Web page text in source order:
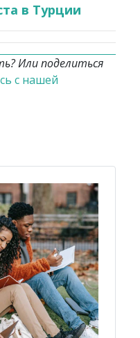
в Турции
Или поделиться
с нашей